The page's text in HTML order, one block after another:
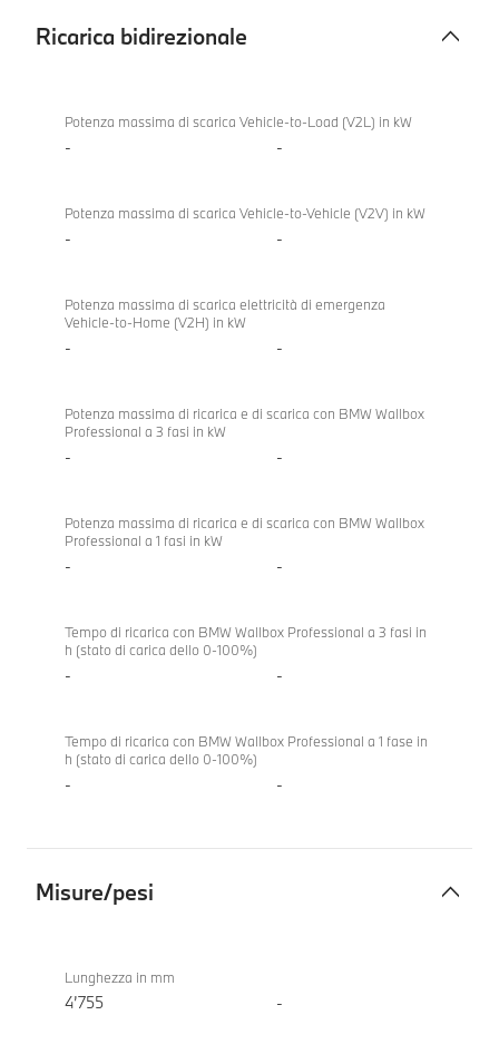
Ricarica bidirezionale
bidirezionale
X3 20
xDrive
Potenza massima di scarica Vehicle-to-Load (V2L) in kW
- -
Potenza massima di scarica Vehicle-to-Vehicle (V2V) in kW
- -
Potenza massima di scarica elettricità di emergenza
Vehicle-to-Home (V2H) in kW
- -
Potenza massima di ricarica e di scarica con BMW Wallbox
Professional a 3 fasi in kW
- -
Potenza massima di ricarica e di scarica con BMW Wallbox
Professional a 1 fasi in kW
- -
Tempo di ricarica con BMW Wallbox Professional a 3 fasi in
h (stato di carica dello 0-100%)
- -
Tempo di ricarica con BMW Wallbox Professional a 1 fase in
h (stato di carica dello 0-100%)
- -
Misure/pesi
X3 20
xDrive
Lunghezza in mm
4’755 -